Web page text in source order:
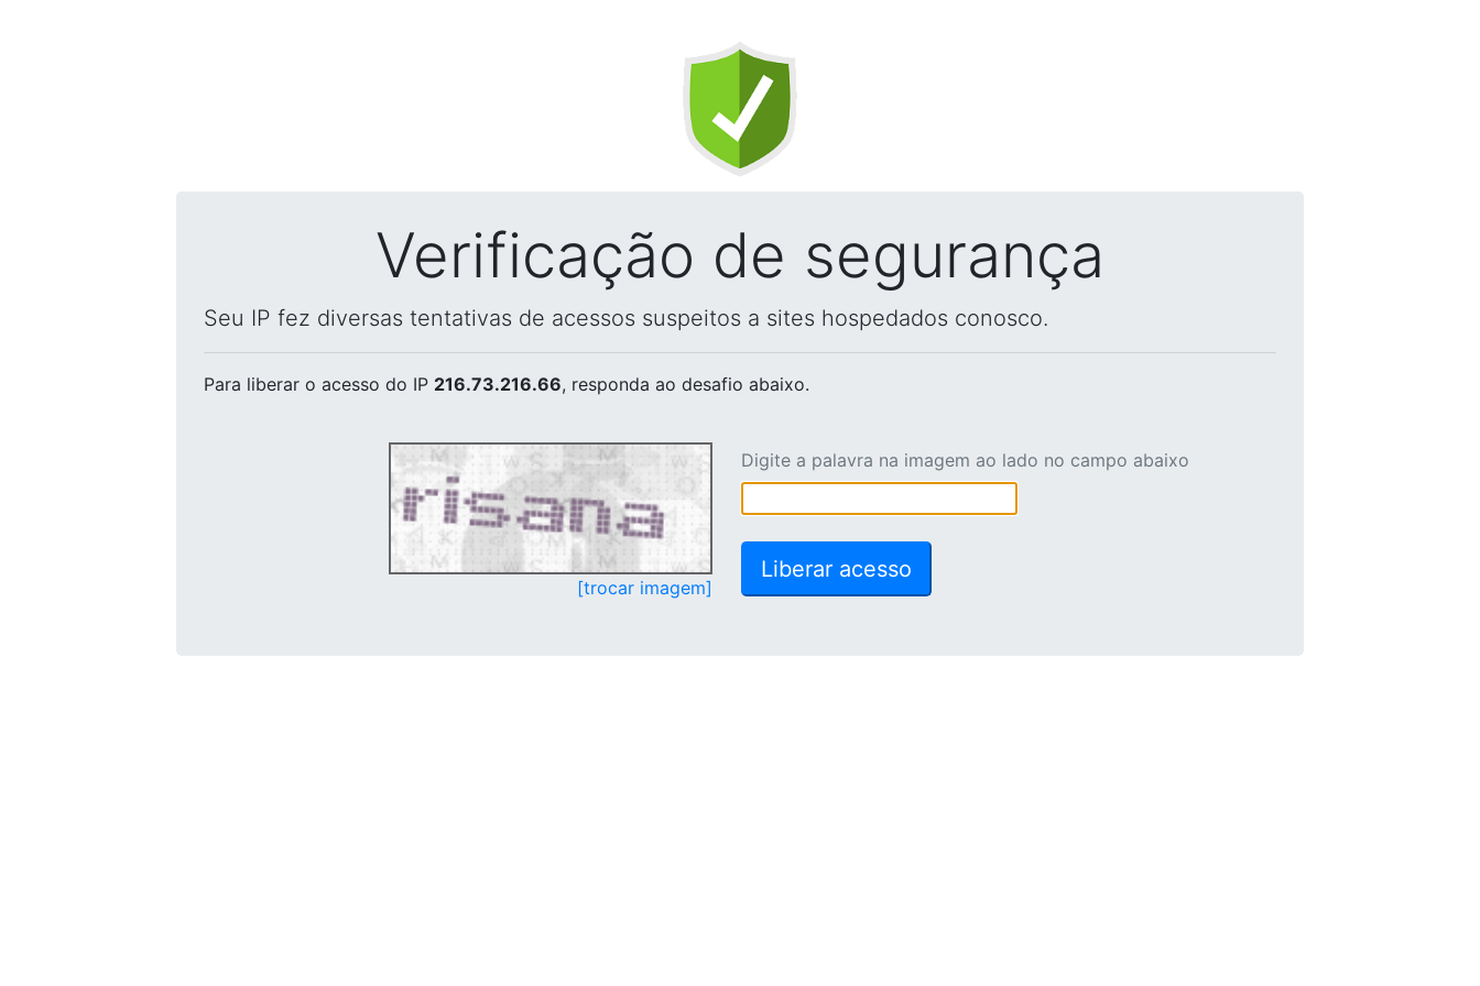
Verificação de segurança
Seu IP fez diversas tentativas de acessos suspeitos a sites hospedados conosco.
Para liberar o acesso do IP 216.73.216.66, responda ao desafio abaixo.
[trocar imagem]
Digite a palavra na imagem ao lado no campo abaixo